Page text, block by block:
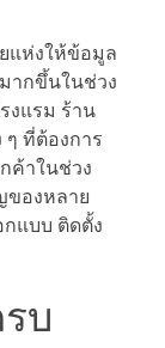
แห่งให้ข้อมูล
ากขึ้นในช่วง
งแรม ร้าน
ที่ต้องการ
ค้าในช่วง
ของหลาย
กแบบ ติดตั้ง
บ